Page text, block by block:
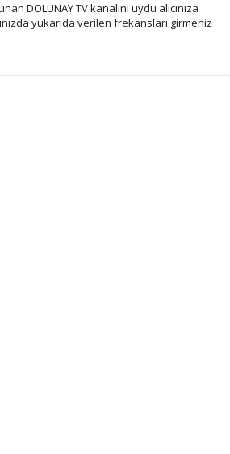
DOLUNAY TV kanalını uydu alıcınıza
yukarıda verilen frekansları girmeniz